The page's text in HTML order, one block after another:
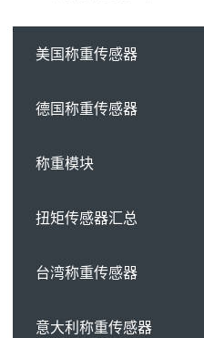
美国称重传感器
德国称重传感器
称重模块
扭矩传感器汇总
台湾称重传感器
意大利称重传感器